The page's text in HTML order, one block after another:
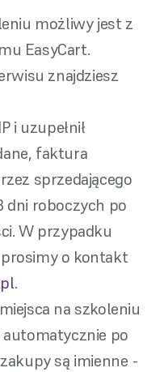
możliwy jest z
EasyCart.
i uzupełnił
faktura
sprzedającego
dni roboczych po
W przypadku
o kontakt
.
na szkoleniu
po
są imienne -